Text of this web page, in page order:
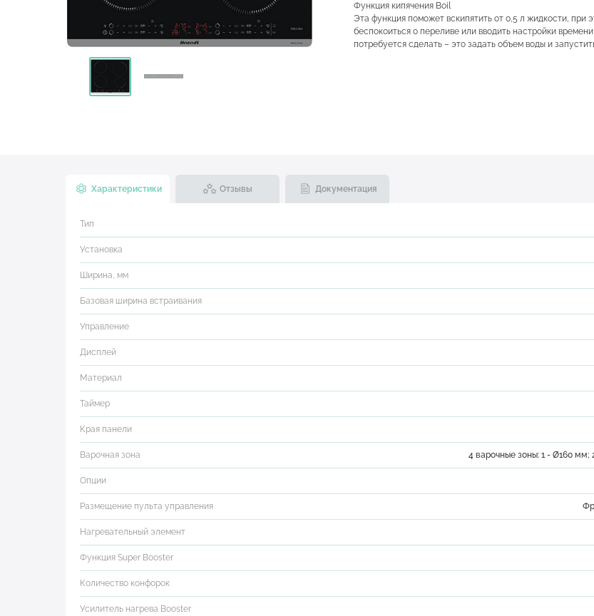
Функция кипячения Boil
Эта функция поможет вскипятить от 0,5 л жидкости, при
беспокоиться о переливе или вводить настройки
потребуется сделать – это задать объем воды и
Характеристики Отзывы Документация
Тип
Установка
Ширина, мм
Базовая ширина встраивания
Управление
Дисплей
Материал
Таймер
Края панели
Варочная зона 4 варочные зоны: 1 - Ø160
Опции
Размещение пульта управления
Нагревательный элемент
Функция Super Booster
Количество конфорок
Усилитель нагрева Booster